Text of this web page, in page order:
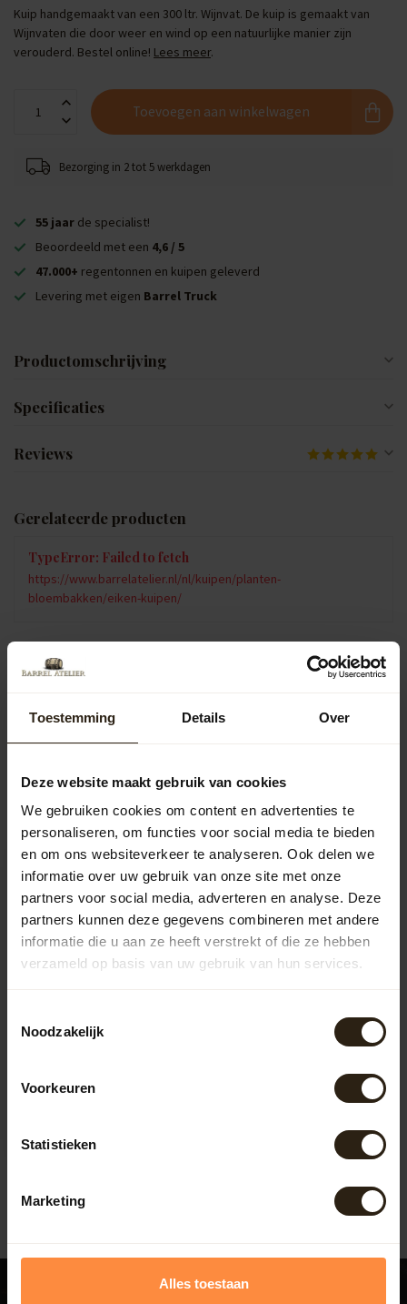
Toestemming Details Over
Deze website maakt gebruik van cookies
We gebruiken cookies om content en advertenties te
personaliseren, om functies voor social media te bieden
en om ons websiteverkeer te analyseren. Ook delen we
informatie over uw gebruik van onze site met onze
partners voor social media, adverteren en analyse. Deze
partners kunnen deze gegevens combineren met andere
informatie die u aan ze heeft verstrekt of die ze hebben
verzameld op basis van uw gebruik van hun services.
Noodzakelijk
Voorkeuren
Statistieken
Marketing
Alles toestaan
Kuip handgemaakt van een 300 ltr. Wijnvat. De kuip is gemaakt van
Wijnvaten die door weer en wind op een natuurlijke manier zijn
verouderd. Bestel online! Lees meer.
Toevoegen aan winkelwagen
Bezorging in 2 tot 5 werkdagen
55 jaar de specialist!
Beoordeeld met een 4,6 / 5
47.000+ regentonnen en kuipen geleverd
Levering met eigen Barrel Truck
Productomschrijving
Specificaties
Reviews
Gerelateerde producten
TypeError: Failed to fetch
https://www.barrelatelier.nl/nl/kuipen/planten-
bloembakken/eiken-kuipen/
Vragen over dit product?
info@barrelatelier.nl
038 - 3760185 . We helpen je graag!
Recent bekeken
Barrel Atelier Wijnvat
kuip "Bourgogne XL"
Kuip handgemaakt van een